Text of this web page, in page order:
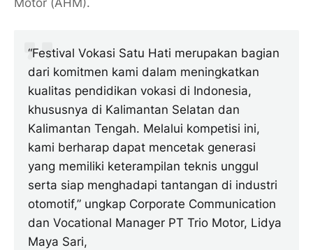
Motor (AHM).
“Festival Vokasi Satu Hati merupakan bagian
dari komitmen kami dalam meningkatkan
kualitas pendidikan vokasi di Indonesia,
khususnya di Kalimantan Selatan dan
Kalimantan Tengah. Melalui kompetisi ini,
kami berharap dapat mencetak generasi
yang memiliki keterampilan teknis unggul
serta siap menghadapi tantangan di industri
otomotif,” ungkap Corporate Communication
dan Vocational Manager PT Trio Motor, Lidya
Maya Sari,